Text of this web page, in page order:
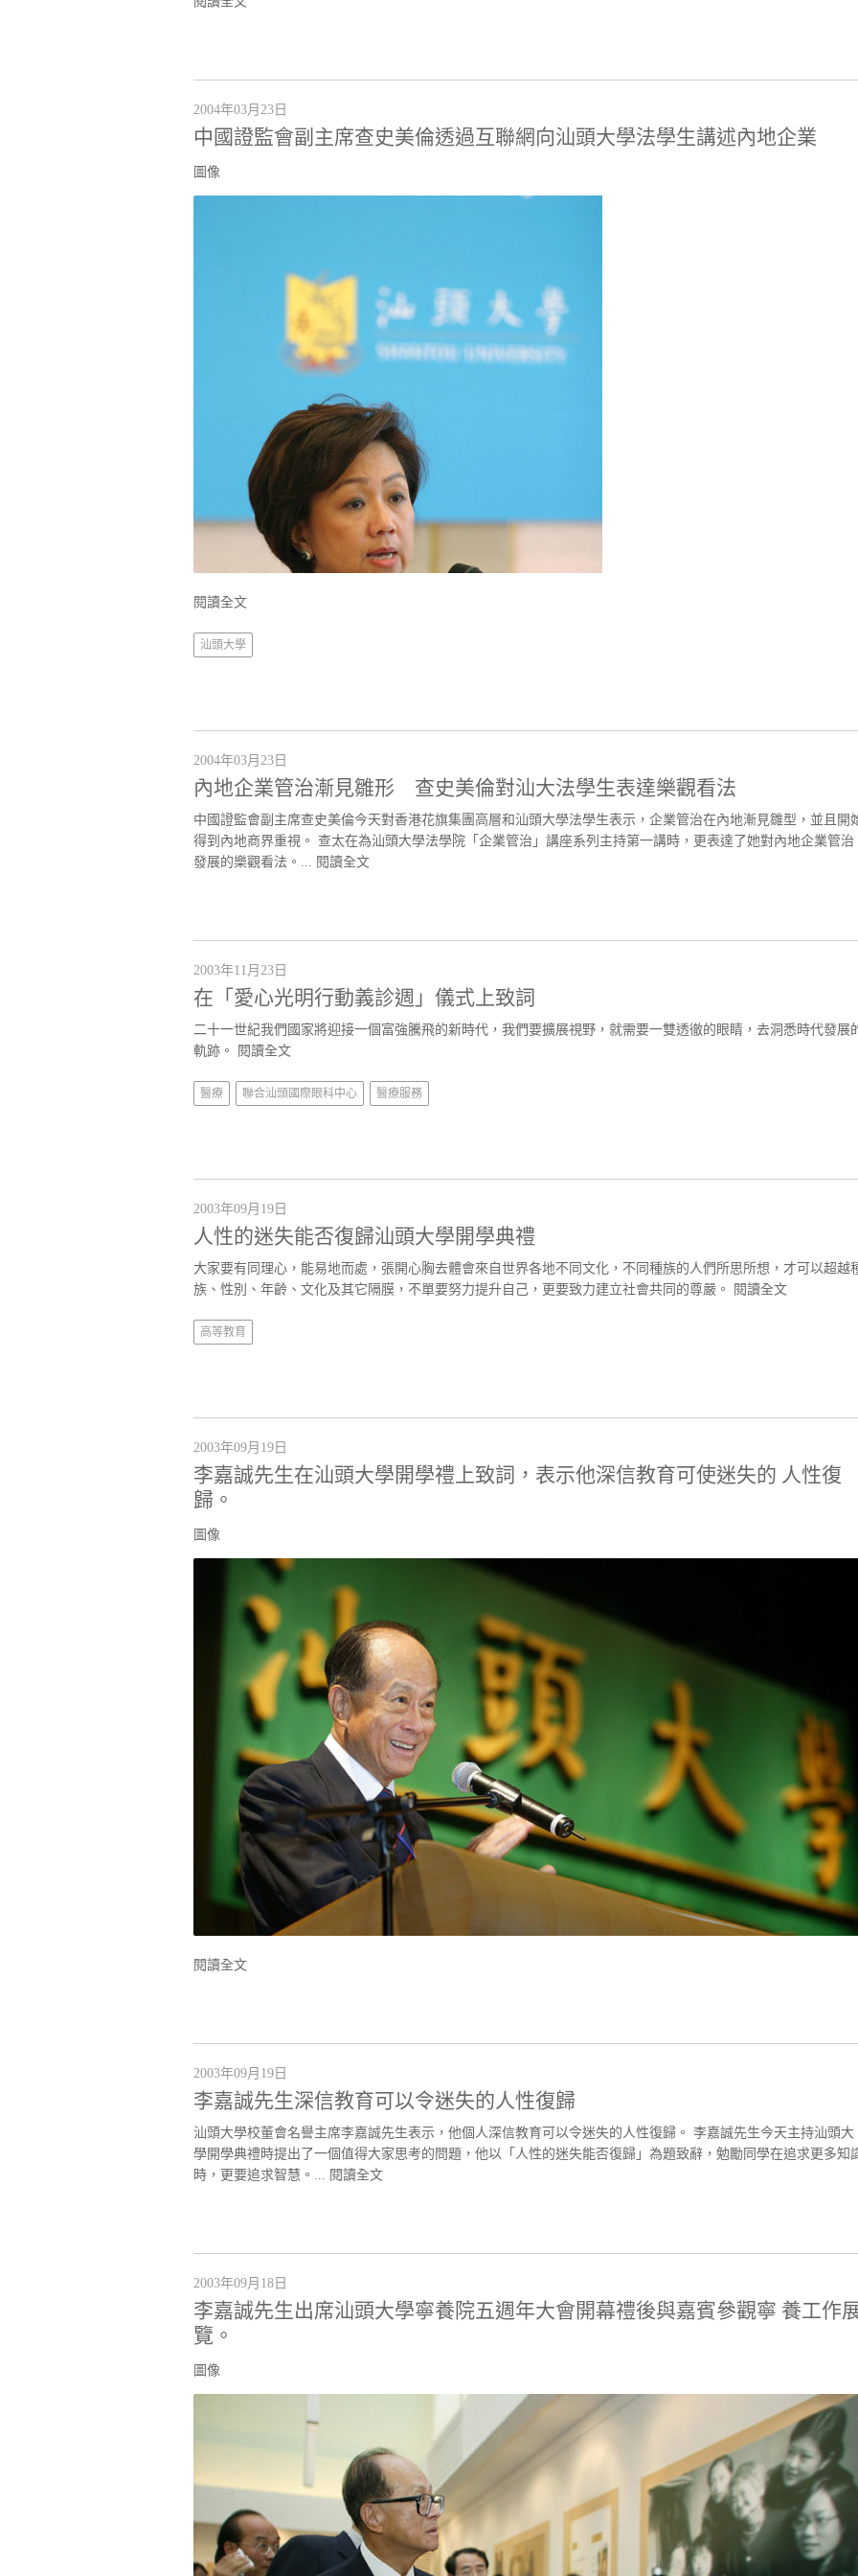
2004年03月23日
中國證監會副主席查史美倫透過互聯網向汕頭大學法學生講述內地企業
圖像
閱讀全文
汕頭大學
2004年03月23日
內地企業管治漸見雛形 查史美倫對汕大法學生表達樂觀看法
中國證監會副主席查史美倫今天對香港花旗集團高層和汕頭大學法學生表示，企業管治在內地漸見雛型，並且開
得到內地商界重視。 查太在為汕頭大學法學院「企業管治」講座系列主持第一講時，更表達了她對內地企業管治
發展的樂觀看法。... 閱讀全文
2003年11月23日
在「愛心光明行動義診週」儀式上致詞
二十一世紀我們國家將迎接一個富強騰飛的新時代，我們要擴展視野，就需要一雙透徹的眼睛，去洞悉時代發展
軌跡。
閱讀全文
醫療 聯合汕頭國際眼科中心 醫療服務
2003年09月19日
人性的迷失能否復歸汕頭大學開學典禮
大家要有同理心，能易地而處，張開心胸去體會來自世界各地不同文化，不同種族的人們所思所想，才可以超越
族、性別、年齡、文化及其它隔膜，不單要努力提升自己，更要致力建立社會共同的尊嚴。
閱讀全文
高等教育
2003年09月19日
李嘉誠先生在汕頭大學開學禮上致詞，表示他深信教育可使迷失的 人性復
歸。
圖像
閱讀全文
2003年09月19日
李嘉誠先生深信教育可以令迷失的人性復歸
汕頭大學校董會名譽主席李嘉誠先生表示，他個人深信教育可以令迷失的人性復歸。 李嘉誠先生今天主持汕頭大
學開學典禮時提出了一個值得大家思考的問題，他以「人性的迷失能否復歸」為題致辭，勉勵同學在追求更多知
時，更要追求智慧。... 閱讀全文
2003年09月18日
李嘉誠先生出席汕頭大學寧養院五週年大會開幕禮後與嘉賓參觀寧 養工作
覽。
圖像